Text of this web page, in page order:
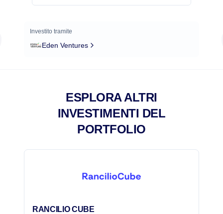
Investito tramite
Eden Ventures
ESPLORA ALTRI
INVESTIMENTI DEL
PORTFOLIO
RANCILIO CUBE